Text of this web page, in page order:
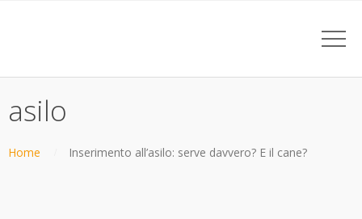
asilo
Home Inserimento all’asilo: serve davvero? E il cane?